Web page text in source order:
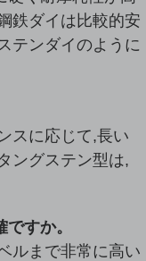
鉄ダイは比較的安
テンダイのように
スに応じて,長い
ングステン型は,
すか。
ルまで非常に高い